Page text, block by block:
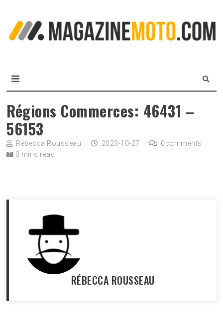
content
Régions Commerces: 46431 –
56153
Rébecca Rousseau 2023-10-27 0comments
0 mins read
RÉBECCA ROUSSEAU